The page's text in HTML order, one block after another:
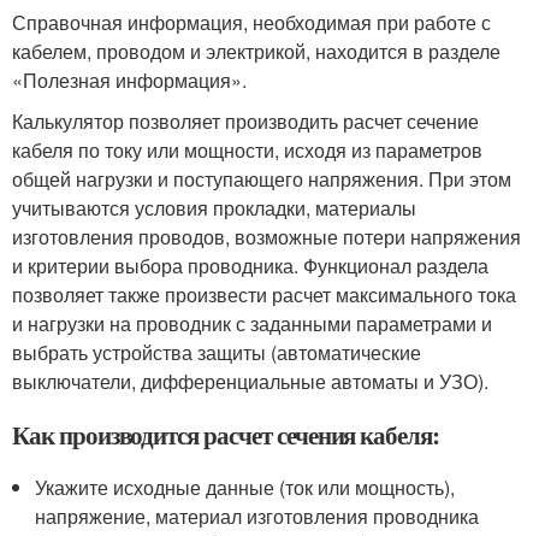
Справочная информация, необходимая при работе с
кабелем, проводом и электрикой, находится в разделе
«Полезная информация».
Калькулятор позволяет производить расчет сечение
кабеля по току или мощности, исходя из параметров
общей нагрузки и поступающего напряжения. При этом
учитываются условия прокладки, материалы
изготовления проводов, возможные потери напряжения
и критерии выбора проводника. Функционал раздела
позволяет также произвести расчет максимального тока
и нагрузки на проводник с заданными параметрами и
выбрать устройства защиты (автоматические
выключатели, дифференциальные автоматы и УЗО).
Как производится расчет сечения кабеля:
Укажите исходные данные (ток или мощность),
напряжение, материал изготовления проводника